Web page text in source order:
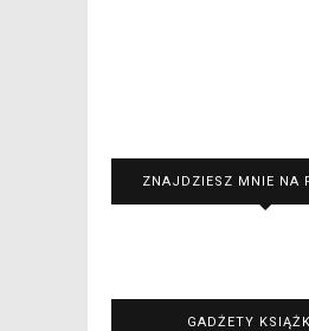
ZNAJDZIESZ MNIE NA
GADŻETY